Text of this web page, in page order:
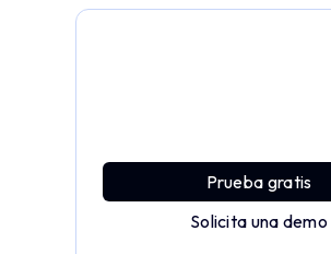
Prueba gratis
Solicita una demo